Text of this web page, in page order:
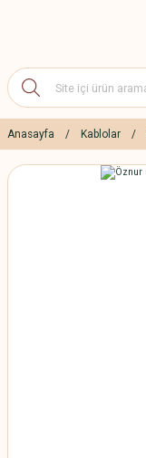
Anasayfa Kablolar